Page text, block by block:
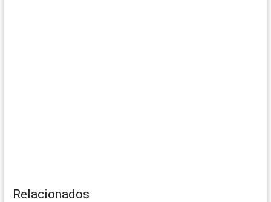
Relacionados